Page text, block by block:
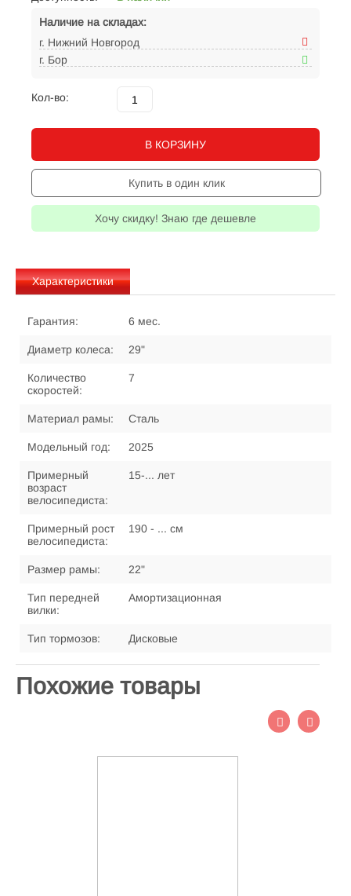
Наличие на складах:
г. Нижний Новгород
г. Бор
Кол-во:
В КОРЗИНУ
Купить в один клик
Хочу скидку! Знаю где дешевле
Характеристики
Гарантия: 6 мес.
Диаметр колеса: 29"
Количество
скоростей:
7
Материал рамы: Сталь
Модельный год: 2025
Примерный
возраст
велосипедиста:
15-... лет
Примерный рост
велосипедиста:
190 - ... см
Размер рамы: 22"
Тип передней
вилки:
Амортизационная
Тип тормозов: Дисковые
Похожие товары